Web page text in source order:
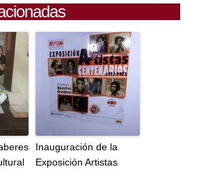
Inauguración de la
Exposición Artistas